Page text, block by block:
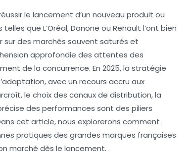
le lancement d’un nouveau produit ou
que L’Oréal, Danone ou Renault l’ont bien
des marchés souvent saturés et
approfondie des attentes des
de la concurrence. En 2025, la stratégie
avec un recours accru aux
le choix des canaux de distribution, la
des performances sont des piliers
cet article, nous explorerons comment
pratiques des grandes marques françaises
marché dès le lancement.